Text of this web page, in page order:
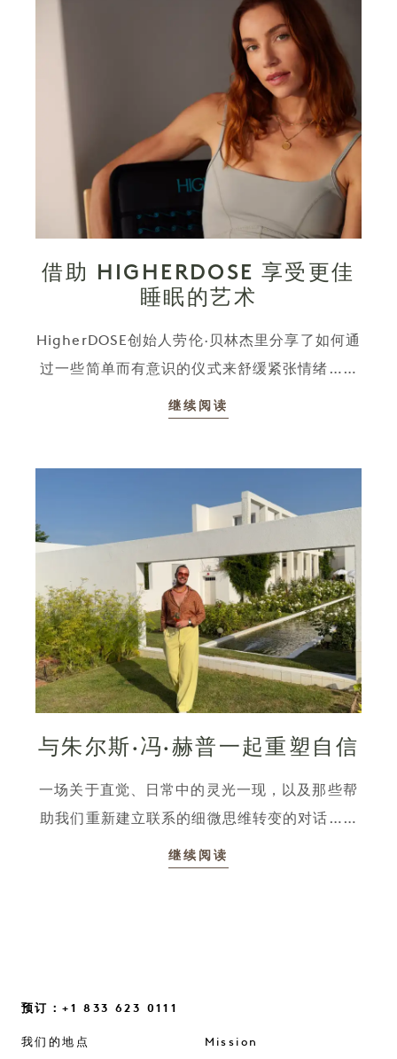
借助 HIGHERDOSE 享受更佳
睡眠的艺术
HigherDOSE创始人劳伦·贝林杰里分享了如何通
过一些简单而有意识的仪式来舒缓紧张情绪……
继续阅读
与朱尔斯·冯·赫普一起重塑自信
一场关于直觉、日常中的灵光一现，以及那些帮
助我们重新建立联系的细微思维转变的对话……
继续阅读
预订：+1 833 623 0111
我们的地点 Mission